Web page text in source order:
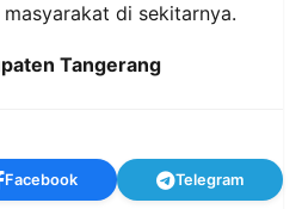
di sekitarnya.
Tangerang
Facebook Telegram